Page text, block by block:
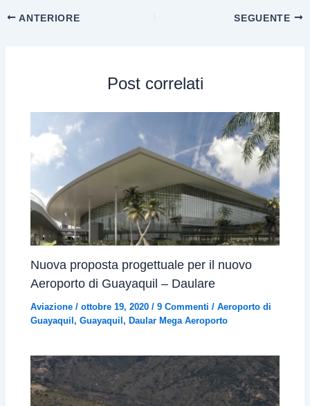
ANTERIORE SEGUENTE
Post correlati
Nuova proposta progettuale per il nuovo
Aeroporto di Guayaquil – Daulare
Aviazione /ottobre 19, 2020/9 Commenti /Aeroporto di
Guayaquil,Guayaquil, Daular Mega Aeroporto